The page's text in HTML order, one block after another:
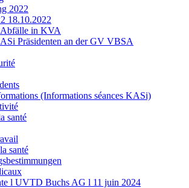
2022
18.10.2022
in KVA
Präsidenten an der GV VBSA
(Informations séances KASi)
santé
santé
l UVTD Buchs AG l 11 juin 2024